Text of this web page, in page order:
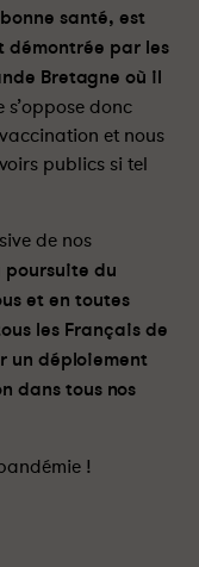
santé, est
démontrée par les
Bretagne où il
s’oppose donc
et nous
publics si tel
de nos
poursuite du
et en toutes
les Français de
un déploiement
dans tous nos
!